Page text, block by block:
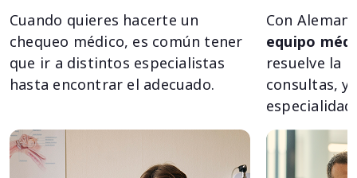
Cuando quieres hacerte un
chequeo médico, es común tener
que ir a distintos especialistas
hasta encontrar el adecuado.
Con
equipo
resuelve la
consultas, y